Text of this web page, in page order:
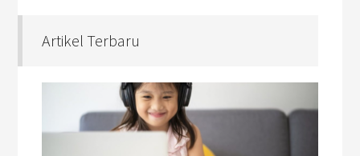
Artikel Terbaru